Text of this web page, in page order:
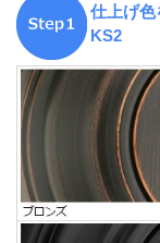
仕上げ色
KS2